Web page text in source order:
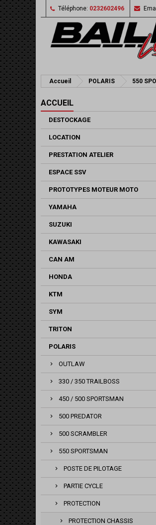
Téléphone: 0232602496
Accueil POLARIS 550
ACCUEIL
DESTOCKAGE
LOCATION
PRESTATION ATELIER
ESPACE SSV
PROTOTYPES MOTEUR MOTO
YAMAHA
SUZUKI
KAWASAKI
CAN AM
HONDA
KTM
SYM
TRITON
POLARIS
OUTLAW
330 / 350 TRAILBOSS
450 / 500 SPORTSMAN
500 PREDATOR
500 SCRAMBLER
550 SPORTSMAN
POSTE DE PILOTAGE
PARTIE CYCLE
PROTECTION
PROTECTION CHASSIS